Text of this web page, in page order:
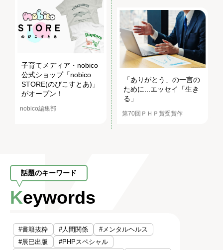
子育てメディア・nobico
公式ショップ「nobico
STORE(のびこすとあ)」
がオープン！
nobico編集部
「ありがとう」の一言の
ために...エッセイ「生き
る」
第70回ＰＨＰ賞受賞作
話題のキーワード
Keywords
#書籍抜粋 #人間関係
#メンタルヘルス
#辰巳出版
#PHPスペシャル